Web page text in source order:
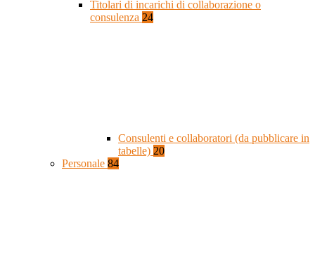
Titolari di incarichi di collaborazione o
consulenza 24
Consulenti e collaboratori (da pubblicare in
tabelle) 20
Personale 84